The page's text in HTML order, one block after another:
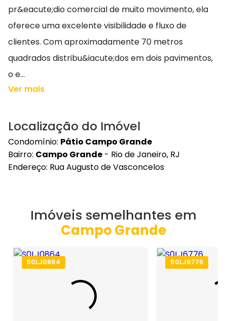
pr&eacute;dio comercial de muito movimento, ela
oferece uma excelente visibilidade e fluxo de
clientes. Com aproximadamente 70 metros
quadrados distribu&iacute;dos em dois pavimentos,
o e...
Ver mais
Localização do Imóvel
Condomínio: Pátio Campo Grande
Bairro: Campo Grande - Rio de Janeiro, RJ
Endereço: Rua Augusto de Vasconcelos
Imóveis semelhantes em
Campo Grande
S0LJ0864 S0LJ6776